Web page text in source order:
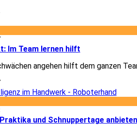
Im Team lernen hilft
angehen hilft dem ganzen
und Schnuppertage